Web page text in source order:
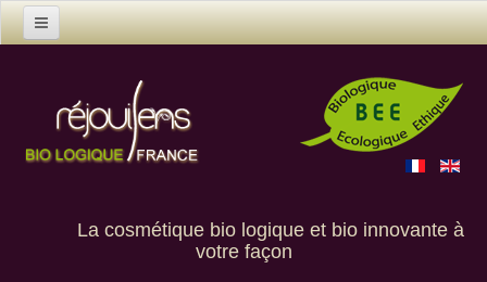
La cosmétique bio logique et bio innovante à
votre façon
Produits
Nous contacter
Créations sur mesure